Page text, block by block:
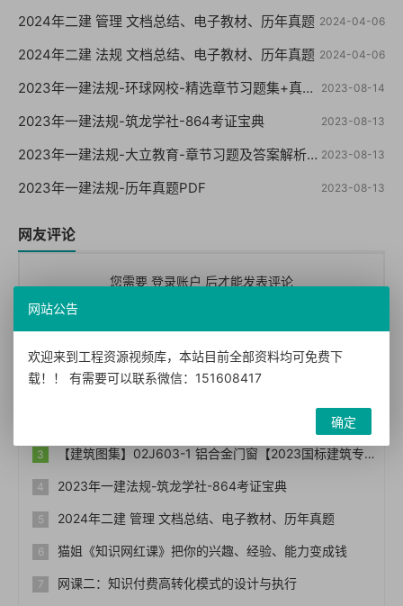
2024-04-06
2024年二建 管理 文档总结、电子教材、历年真题
2024-04-06
2024年二建 法规 文档总结、电子教材、历年真题
2023-08-14
2023年一建法规-环球网校-精选章节习题集+真题+模拟
2023-08-13
2023年一建法规-筑龙学社-864考证宝典
2023-08-13
2023年一建法规-大立教育-章节习题及答案解析【重点推荐】
2023-08-13
2023年一建法规-历年真题PDF
网友评论
您需要 登录账户 后才能发表评论
热门文章
热烈祝贺优选资源视频库（宝贝资源站bb006）网站正式上线！！
【免费下载】常用图集212本,16G101图集,水电安装图集-254本【01-0014】
【建筑图集】02J603-1 铝合金门窗【2023国标建筑专业图集大全】
2023年一建法规-筑龙学社-864考证宝典
2024年二建 管理 文档总结、电子教材、历年真题
猫姐《知识网红课》把你的兴趣、经验、能力变成钱
网课二：知识付费高转化模式的设计与执行
网站公告
欢迎来到工程资源视频库，本站目前全部资料均可免费下
载！！ 有需要可以联系微信：151608417
确定